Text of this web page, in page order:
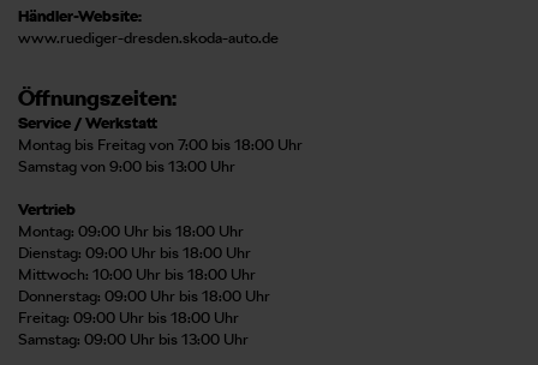
Händler-Website:
www.ruediger-dresden.skoda-auto.de
Öffnungszeiten:
Service / Werkstatt
Montag bis Freitag von 7:00 bis 18:00 Uhr
Samstag von 9:00 bis 13:00 Uhr
Vertrieb
Montag: 09:00 Uhr bis 18:00 Uhr
Dienstag: 09:00 Uhr bis 18:00 Uhr
Mittwoch: 10:00 Uhr bis 18:00 Uhr
Donnerstag: 09:00 Uhr bis 18:00 Uhr
Freitag: 09:00 Uhr bis 18:00 Uhr
Samstag: 09:00 Uhr bis 13:00 Uhr